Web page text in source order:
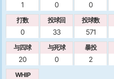
1 0 0
打数
0
投球回
33
投球数
571
与四球
20
与死球
0
暴投
2
WHIP